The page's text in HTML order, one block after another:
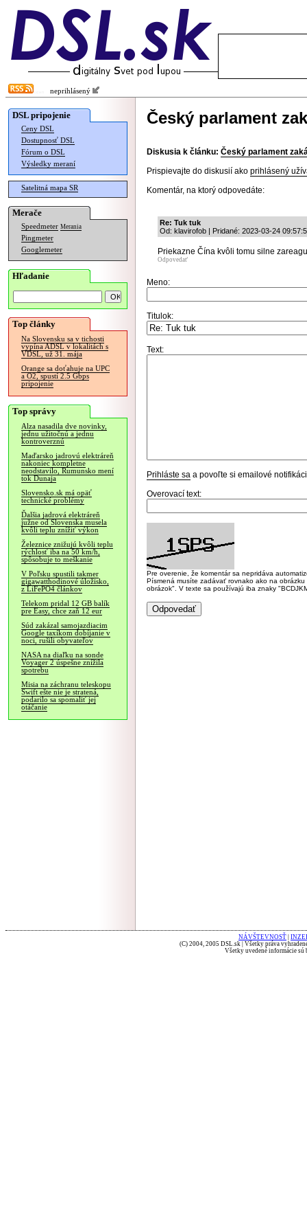
neprihlásený
DSL pripojenie
Ceny DSL
Dostupnosť DSL
Fórum o DSL
Výsledky meraní
Satelitná mapa SR
Merače
Speedmeter Merania
Pingmeter
Googlemeter
Hľadanie
Top články
Na Slovensku sa v tichosti
vypína ADSL v lokalitách s
VDSL, už 31. mája
Orange sa doťahuje na UPC
a O2, spustí 2.5 Gbps
pripojenie
Top správy
Alza nasadila dve novinky,
jednu užitočnú a jednu
kontroverznú
Maďarsko jadrovú elektráreň
nakoniec kompletne
neodstavilo, Rumunsko mení
tok Dunaja
Slovensko.sk má opäť
technické problémy
Ďalšia jadrová elektráreň
južne od Slovenska musela
kvôli teplu znížiť výkon
Železnice znižujú kvôli teplu
rýchlosť iba na 50 km/h,
spôsobuje to meškanie
V Poľsku spustili takmer
gigawatthodinové úložisko,
z LiFePO4 článkov
Telekom pridal 12 GB balík
pre Easy, chce zaň 12 eur
Súd zakázal samojazdiacim
Google taxíkom dobíjanie v
noci, rušili obyvateľov
NASA na diaľku na sonde
Voyager 2 úspešne znížila
spotrebu
Misia na záchranu teleskopu
Swift ešte nie je stratená,
podarilo sa spomaliť jej
otáčanie
Český parlament
Diskusia k článku: Český parlament
Prispievajte do diskusií ako prihlásený
Komentár, na ktorý odpovedáte:
Re: Tuk tuk
Od: klavirofob | Pridané: 2023-03-24
Priekazne Čína kvôli tomu silne
Odpovedať
Meno:
Titulok:
Text:
Prihláste sa a povoľte si emailové
Overovací text:
Pre overenie, že komentár sa nepridáva
Písmená musíte zadávať rovnako ako na
obrázok". V texte sa používajú iba znaky
NÁVŠTEVNOSŤ
(C) 2004, 2005 DSL.sk | Všetky práva
Všetky uvedené informácie sú